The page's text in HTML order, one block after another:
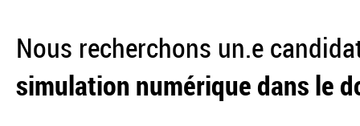
Nous recherchons un.e
simulation numérique dans le